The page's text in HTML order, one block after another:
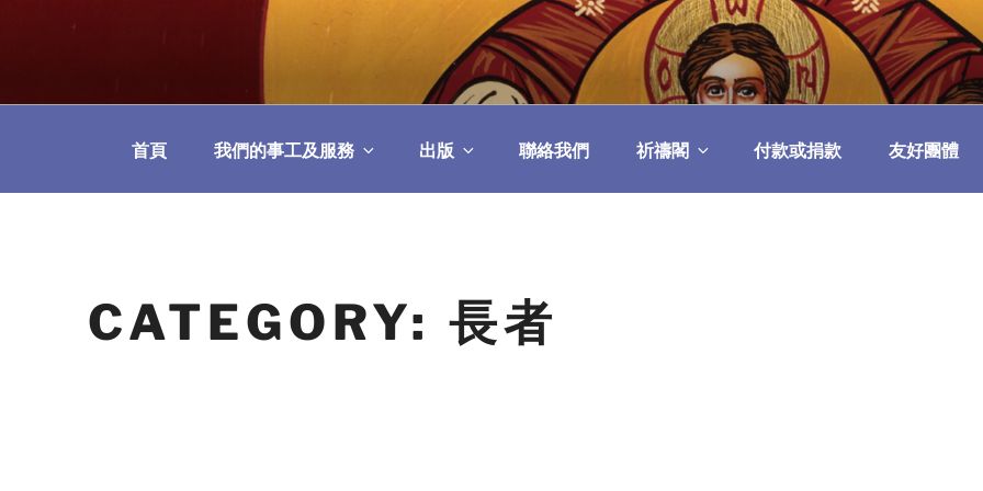
教區婚姻與家庭牧民委員會
首頁 我們的事工及服務 出版 聯絡我們 祈禱閣 付款或捐款 友好團體
CATEGORY: 長者